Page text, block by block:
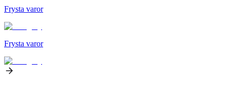
Frysta varor
Frysta varor